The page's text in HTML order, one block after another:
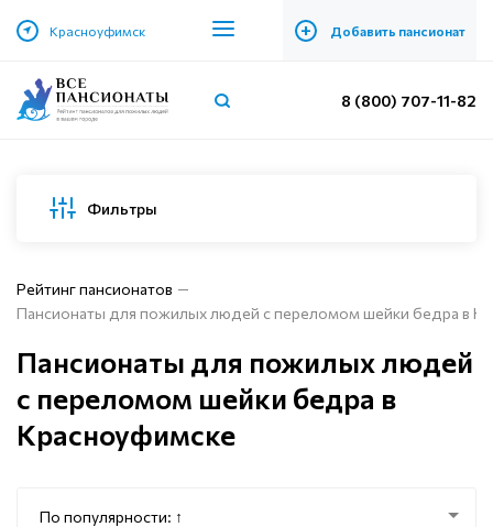
Красноуфимск + Добавить пансионат
8 (800) 707-11-82
Фильтры
Рейтинг пансионатов
Пансионаты для пожилых людей с переломом шейки бедра в
Пансионаты для пожилых людей
с переломом шейки бедра в
Красноуфимске
По популярности: ↑